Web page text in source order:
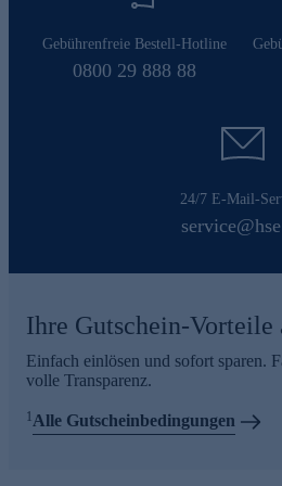
Gebührenfreie Bestell-Hotline
0800 29 888 88
24/7 E-Mail-
Ihre Gutschein-
Einfach einlösen und sofort sparen.
volle Transparenz.
1Alle Gutscheinbedingungen